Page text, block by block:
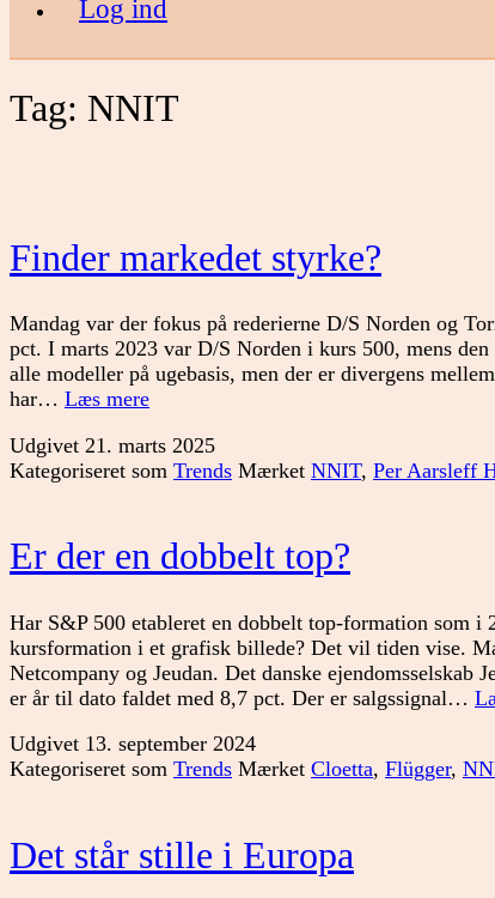
Log ind
Tag: NNIT
Finder markedet styrke?
Mandag var der fokus på rederierne D/S Norden og
pct. I marts 2023 var D/S Norden i kurs 500, mens
alle modeller på ugebasis, men der er divergens
har… Læs mereFinder
styrke?
Udgivet 21. marts 2025
Kategoriseret som Trends Mærket NNIT, Per Aarsleff
Er der en dobbelt top?
Har S&P 500 etableret en dobbelt top-formation som
kursformation i et grafisk billede? Det vil tiden vise.
Netcompany og Jeudan. Det danske ejendomsselskab
er år til dato faldet med 8,7 pct. Der er salgssignal…
Udgivet 13. september 2024
Kategoriseret som Trends Mærket Cloetta, Flügger,
Det står stille i Europa